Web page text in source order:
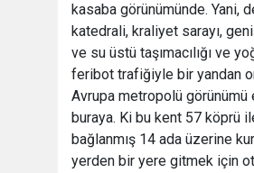
kasaba görünümünde. Yani,
katedrali, kraliyet sarayı,
ve su üstü taşımacılığı ve
feribot trafiğiyle bir yandan
Avrupa metropolü görünümü
buraya. Ki bu kent 57 köprü
bağlanmış 14 ada üzerine
yerden bir yere gitmek için